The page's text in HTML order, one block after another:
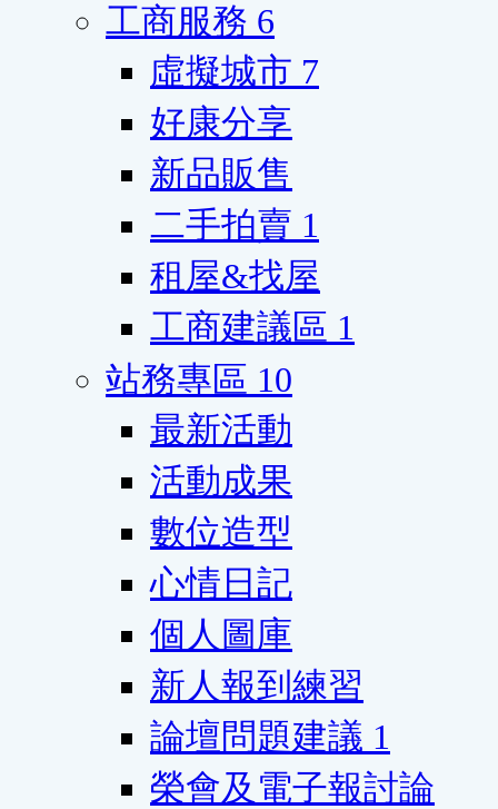
工商服務 6
虛擬城市 7
好康分享
新品販售
二手拍賣 1
租屋&找屋
工商建議區 1
站務專區 10
最新活動
活動成果
數位造型
心情日記
個人圖庫
新人報到練習
論壇問題建議 1
榮會及電子報討論